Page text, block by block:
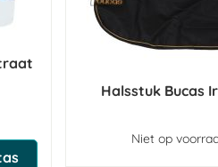
Halsstuk Bucas
Niet op